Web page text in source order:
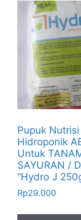
Pupuk Nutrisi
Hidroponik
Untuk
SAYURAN /
“Hydro J
Rp29.000